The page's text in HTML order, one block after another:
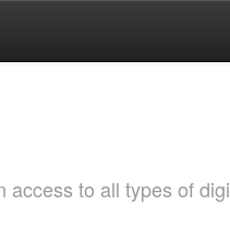
to all types of